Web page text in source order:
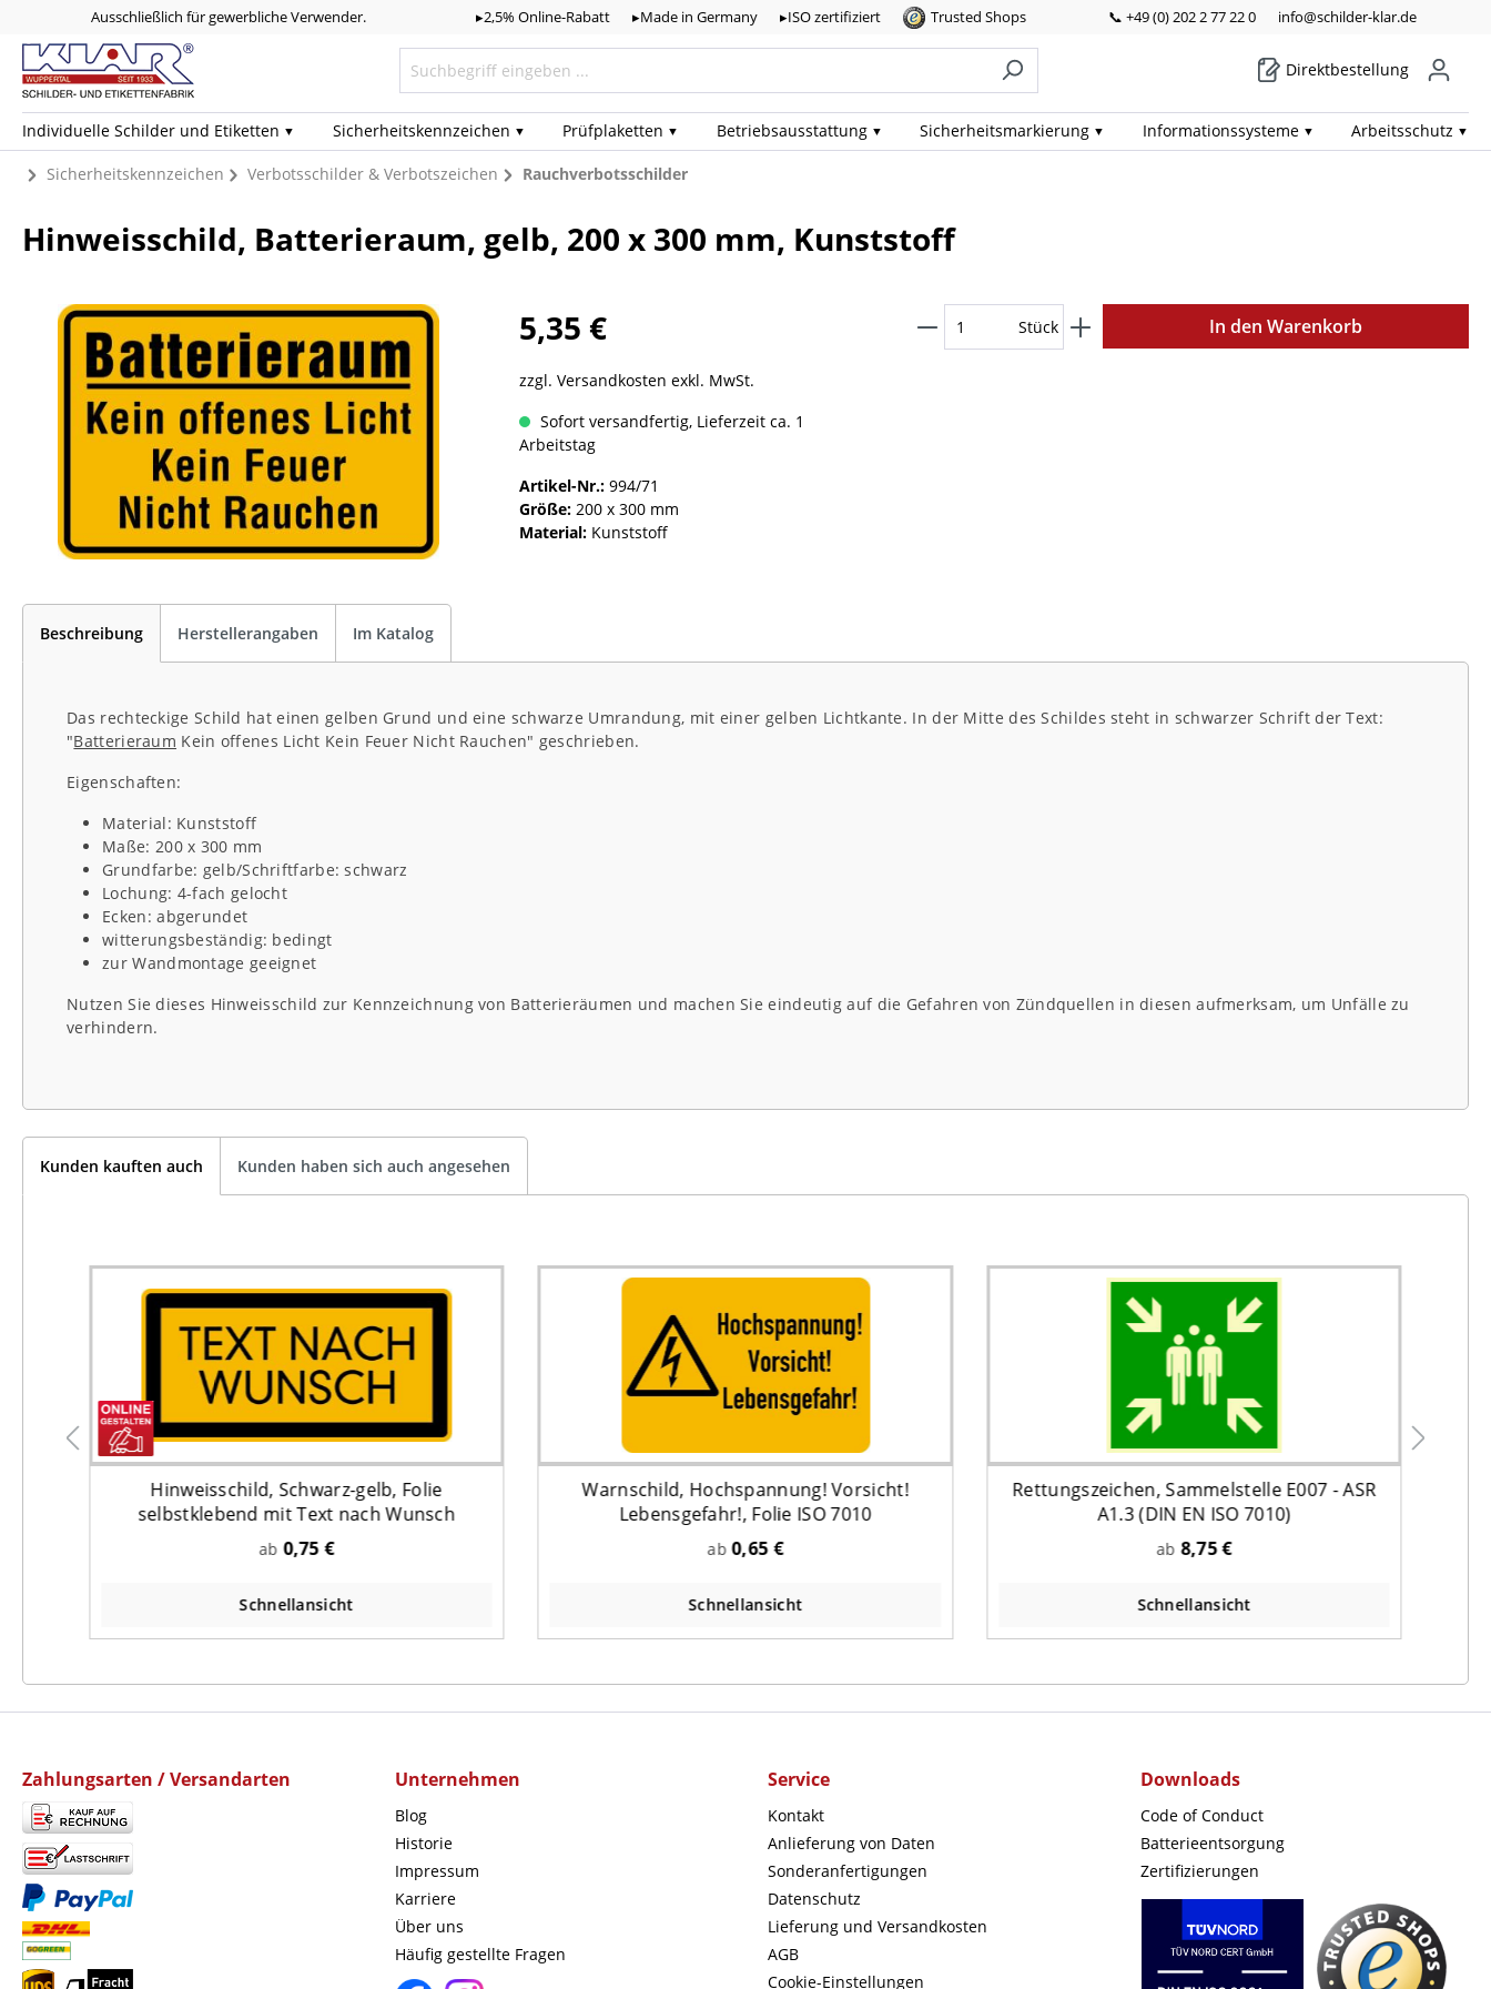
Ausschließlich für gewerbliche Verwender. ▸2,5% Online-Rabatt ▸Made in Germany ▸ISO zertifiziert Trusted Shops 📞 +49 (0) 202 2 77 22 0 info@schilder-klar.de
Direktbestellung
Individuelle Schilder und Etiketten Sicherheits­kennzeichen Prüf­plaketten Betriebs­ausstattung Sicherheits­markierung Informations­systeme Arbeits­schutz
Sicherheitskennzeichen Verbotsschilder & Verbotszeichen Rauchverbotsschilder
Hinweisschild, Batterieraum, gelb, 200 x 300 mm, Kunststoff
5,35 €
zzgl. Versandkosten exkl. MwSt.
Stück In den Warenkorb
Sofort versandfertig, Lieferzeit ca. 1
Arbeitstag
Artikel-Nr.: 994/71
Größe: 200 x 300 mm
Material: Kunststoff
Beschreibung Herstellerangaben Im Katalog
Das rechteckige Schild hat einen gelben Grund und eine schwarze Umrandung, mit einer gelben Lichtkante. In der Mitte des Schildes steht in schwarzer Schrift der Text:
"Batterieraum Kein offenes Licht Kein Feuer Nicht Rauchen" geschrieben.
Eigenschaften:
Material: Kunststoff
Maße: 200 x 300 mm
Grundfarbe: gelb/Schriftfarbe: schwarz
Lochung: 4-fach gelocht
Ecken: abgerundet
witterungsbeständig: bedingt
zur Wandmontage geeignet
Nutzen Sie dieses Hinweisschild zur Kennzeichnung von Batterieräumen und machen Sie eindeutig auf die Gefahren von Zündquellen in diesen aufmerksam, um Unfälle zu
verhindern.
Kunden kauften auch Kunden haben sich auch angesehen
Hinweisschild, Schwarz-gelb, Folie
selbstklebend mit Text nach Wunsch
ab 0,75 €
Schnellansicht
Warnschild, Hochspannung! Vorsicht!
Lebensgefahr!, Folie ISO 7010
ab0,65 €
Schnellansicht
Rettungszeichen, Sammelstelle E007 - ASR
A1.3 (DIN EN ISO 7010)
ab8,75 €
Schnellansicht
Zahlungsarten / Versandarten Unternehmen
Blog
Historie
Impressum
Karriere
Über uns
Häufig gestellte Fragen
Service
Kontakt
Anlieferung von Daten
Sonderanfertigungen
Datenschutz
Lieferung und Versandkosten
AGB
Cookie-Einstellungen
Downloads
Code of Conduct
Batterieentsorgung
Zertifizierungen